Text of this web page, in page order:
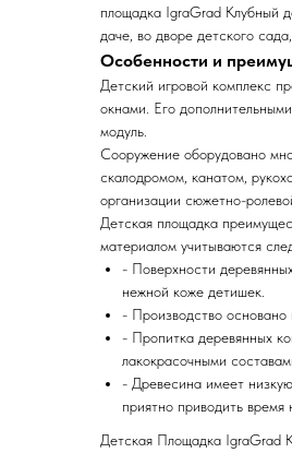
площадка IgraGrad Клубный
даче, во дворе детского
Особенности и
Детский игровой комплекс
окнами. Его
модуль.
Сооружение оборудовано
скалодромом, канатом,
организации сюжетно-
Детская площадка
материалом учитываются
- Поверхности
нежной коже детишек.
- Производство основано
- Пропитка деревянных
лакокрасочными
- Древесина имеет
приятно приводить время
Детская Площадка IgraGrad